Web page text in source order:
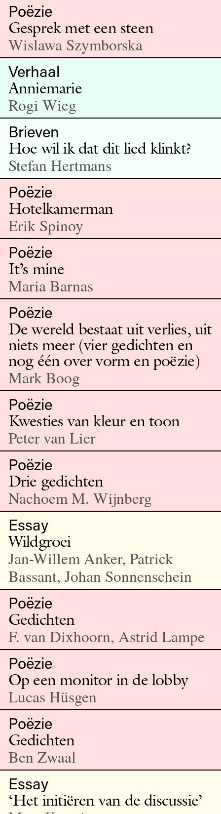
Poëzie
Gesprek met een steen
Wislawa Szymborska
Verhaal
Anniemarie
Rogi Wieg
Brieven
Hoe wil ik dat dit lied klinkt?
Stefan Hertmans
Poëzie
Hotelkamerman
Erik Spinoy
Poëzie
It’s mine
Maria Barnas
Poëzie
De wereld bestaat uit verlies, uit
niets meer (vier gedichten en
nog één over vorm en poëzie)
Mark Boog
Poëzie
Kwesties van kleur en toon
Peter van Lier
Poëzie
Drie gedichten
Nachoem M. Wijnberg
Essay
Wildgroei
Jan-Willem Anker, Patrick
Bassant, Johan Sonnenschein
Poëzie
Gedichten
F. van Dixhoorn, Astrid Lampe
Poëzie
Op een monitor in de lobby
Lucas Hüsgen
Poëzie
Gedichten
Ben Zwaal
Essay
‘Het initiëren van de discussie’